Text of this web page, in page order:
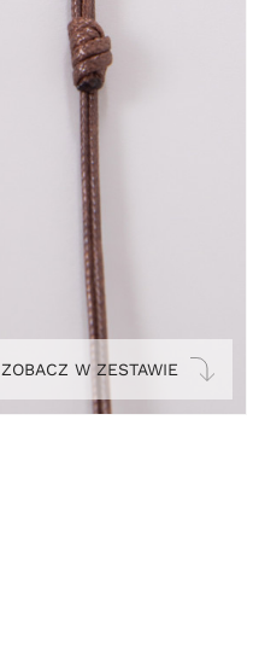
ZOBACZ W ZESTAWIE